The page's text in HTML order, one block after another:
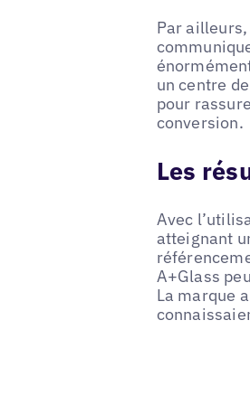
Par
un centre
pour
conversion.
Les
Avec
atteignant
A+Glass
La marque